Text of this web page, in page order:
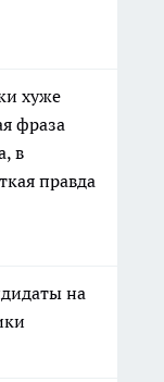
хуже
фраза
в
правда
на